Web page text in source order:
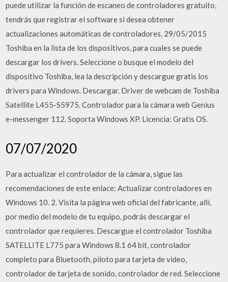
puede utilizar la función de escaneo de controladores gratuito,
tendrás que registrar el software si desea obtener
actualizaciones automáticas de controladores. 29/05/2015
Toshiba en la lista de los dispositivos, para cuales se puede
descargar los drivers. Seleccione o busque el modelo del
dispositivo Toshiba, lea la descripción y descargue gratis los
drivers para Windows. Descargar. Driver de webcam de Toshiba
Satellite L455-S5975. Controlador para la cámara web Genius
e-messenger 112. Soporta Windows XP. Licencia: Gratis OS.
07/07/2020
Para actualizar el controlador de la cámara, sigue las
recomendaciones de este enlace: Actualizar controladores en
Windows 10. 2. Visita la página web oficial del fabricante, allí,
por medio del modelo de tu equipo, podrás descargar el
controlador que requieres. Descargue el controlador Toshiba
SATELLITE L775 para Windows 8.1 64 bit, controlador
completo para Bluetooth, piloto para tarjeta de video,
controlador de tarjeta de sonido, controlador de red. Seleccione